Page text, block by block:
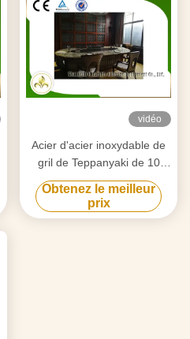
vidéo
Acier d'acier inoxydable de
gril de Teppanyaki de 10
sièges et allié japonais de
chauffage
électromagnétique
Obtenez le meilleur
prix